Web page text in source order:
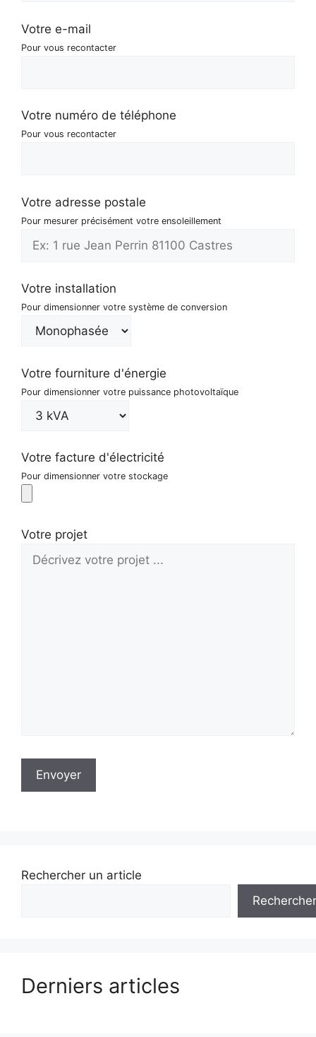
Votre e-mail
Pour vous recontacter
Votre numéro de téléphone
Pour vous recontacter
Votre adresse postale
Pour mesurer précisément votre ensoleillement
Votre installation
Pour dimensionner votre système de conversion
Votre fourniture d'énergie
Pour dimensionner votre puissance photovoltaïque
Votre facture d'électricité
Pour dimensionner votre stockage
Votre projet
Rechercher un article
Rechercher
Derniers articles